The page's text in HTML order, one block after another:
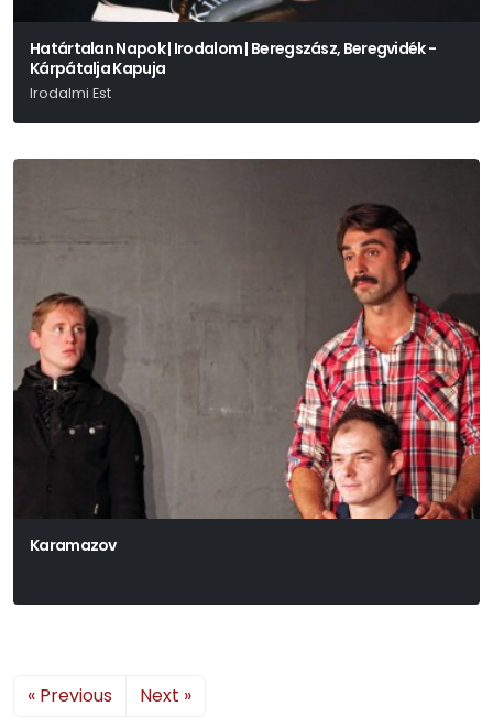
Határtalan Napok | Irodalom | Beregszász, Beregvidék -
Kárpátalja Kapuja
Irodalmi Est
Karamazov
« Previous Next »